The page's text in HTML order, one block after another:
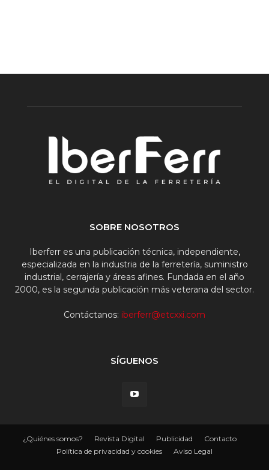
SOBRE NOSOTROS
Iberferr es una publicación técnica, independiente,
especializada en la industria de la ferretería, suministro
industrial, cerrajería y áreas afines. Fundada en el año
2000, es la segunda publicación más veterana del sector.
Contáctanos: iberferr@etcxxi.com
SÍGUENOS
¿Quiénes somos? Revista Digital Publicidad
Contacto
Política de privacidad y cookies
Aviso Legal